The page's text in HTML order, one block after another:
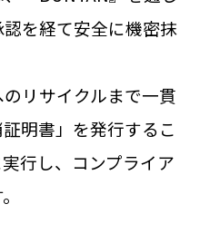
を経て安全に機密抹
リサイクルまで一貫
明書」を発行するこ
行し、コンプライア